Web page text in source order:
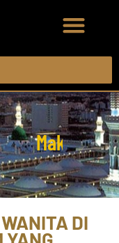
MakkahMa
DI